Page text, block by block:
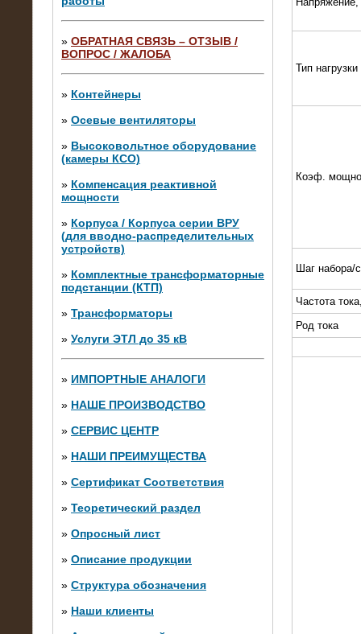
» ОБРАТНАЯ СВЯЗЬ – ОТЗЫВ /
ВОПРОС / ЖАЛОБА
» Контейнеры
» Осевые вентиляторы
» Высоковольтное оборудование
(камеры КСО)
» Компенсация реактивной
мощности
» Корпуса / Корпуса серии ВРУ
(для вводно-распределительных
устройств)
» Комплектные трансформаторные
подстанции (КТП)
» Трансформаторы
» Услуги ЭТЛ до 35 кВ
» ИМПОРТНЫЕ АНАЛОГИ
» НАШЕ ПРОИЗВОДСТВО
» СЕРВИС ЦЕНТР
» НАШИ ПРЕИМУЩЕСТВА
» Сертификат Соответствия
» Теоретический раздел
» Опросный лист
» Описание продукции
» Структура обозначения
» Наши клиенты
10.04.2015
Аренда нагрузочного модуля 4 МВт,
10 кВ
28.02.2015
Нагрузочные модули 700 кВт (4
штуки)
10.10.2014
Нагрузочный комплекс 20 МВт в 2
яруса (напряжение 6-10 кВ)
Тип нагрузки
Коэф.
Шаг набора/
Частота
Род тока